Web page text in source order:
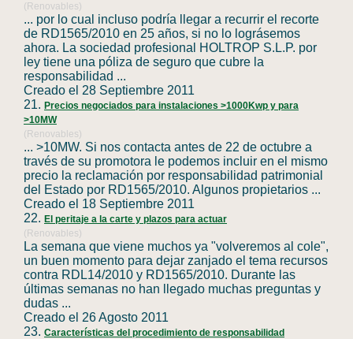
(Renovables)
... por lo cual incluso podría llegar a recurrir el recorte
de RD1565/2010 en 25 años, si no lo lográsemos
ahora. La sociedad profesional HOLTROP S.L.P. por
ley tiene una póliza de seguro que cubre la
responsabilidad ...
Creado el 28 Septiembre 2011
21. Precios negociados para instalaciones >1000Kwp y para
>10MW
(Renovables)
... >10MW. Si nos contacta antes de 22 de octubre a
través de su promotora le podemos incluir en el mismo
precio la reclamación por responsabilidad patrimonial
del Estado por RD1565/2010. Algunos propietarios ...
Creado el 18 Septiembre 2011
22. El peritaje a la carte y plazos para actuar
(Renovables)
La semana que viene muchos ya "volveremos al cole",
un buen momento para dejar zanjado el tema recursos
contra RDL14/2010 y RD1565/2010. Durante las
últimas semanas no han llegado muchas preguntas y
dudas ...
Creado el 26 Agosto 2011
23. Características del procedimiento de responsabilidad